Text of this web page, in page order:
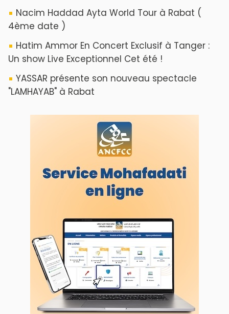
Nacim Haddad Ayta World Tour à Rabat (
4ème date )
Hatim Ammor En Concert Exclusif à Tanger :
Un show Live Exceptionnel Cet été !
YASSAR présente son nouveau spectacle
"LAMHAYAB" à Rabat